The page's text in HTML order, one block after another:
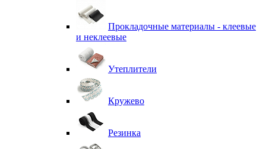
Прокладочные материалы - клеевые
и неклеевые
Утеплители
Кружево
Резинка